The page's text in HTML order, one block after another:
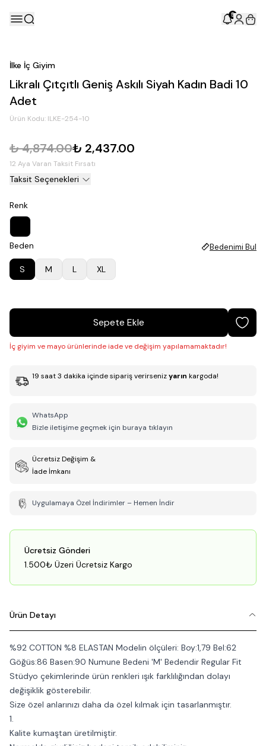
5
İlke İç Giyim
Likralı Çıtçıtlı Geniş Askılı Siyah Kadın Badi 10
Adet
Ürün Kodu: ILKE-254-10
₺ 4,874.00₺ 2,437.00
12 Aya Varan Taksit Fırsatı
Taksit Seçenekleri
Renk
Beden Bedenimi Bul
S M L XL
Sepete Ekle
İç giyim ve mayo ürünlerinde iade ve değişim yapılamamaktadır!
19 saat3 dakika içinde sipariş verirsenizyarın kargoda!
WhatsApp
Bizle iletişime geçmek için buraya tıklayın
Ücretsiz Değişim &
İade İmkanı
Uygulamaya Özel İndirimler – Hemen İndir
Ücretsiz Gönderi
1.500₺ Üzeri Ücretsiz Kargo
Ürün Detayı
%92 COTTON %8 ELASTAN Modelin ölçüleri: Boy:1,79 Bel:62
Göğüs:86 Basen:90 Numune Bedeni 'M' Bedendir Regular Fit
Stüdyo çekimlerinde ürün renkleri ışık farklılığından dolayı
değişiklik gösterebilir.
Size özel anlarınızı daha da özel kılmak için tasarlanmıştır.
1.
Kalite kumaştan üretilmiştir.